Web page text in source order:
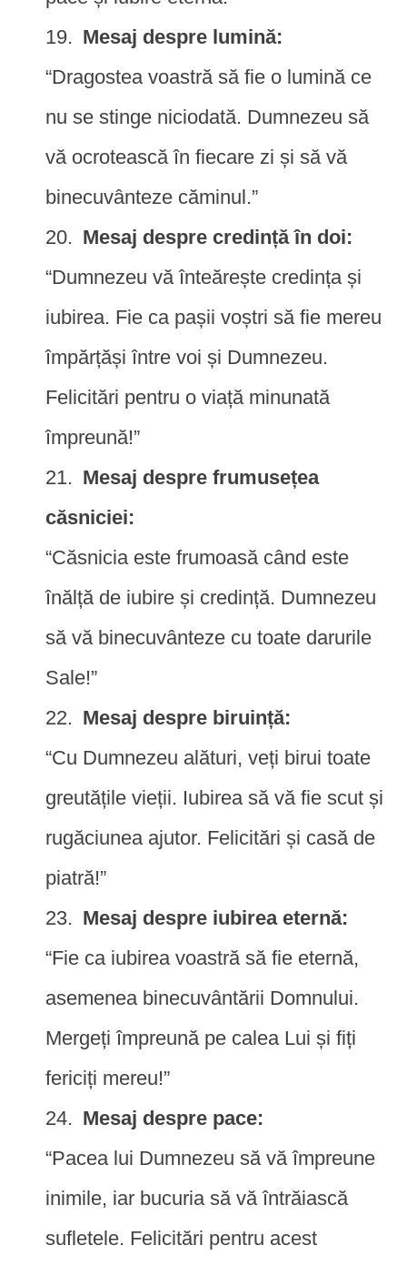
Mesaj despre lumină:
“Dragostea voastră să fie o lumină ce
nu se stinge niciodată. Dumnezeu să
vă ocrotească în fiecare zi și să vă
binecuvânteze căminul.”
Mesaj despre credință în doi:
“Dumnezeu vă înteărește credința și
iubirea. Fie ca pașii voștri să fie mereu
împărțăși între voi și Dumnezeu.
Felicitări pentru o viață minunată
împreună!”
Mesaj despre frumusețea
căsniciei:
“Căsnicia este frumoasă când este
înălță de iubire și credință. Dumnezeu
să vă binecuvânteze cu toate darurile
Sale!”
Mesaj despre biruință:
“Cu Dumnezeu alături, veți birui toate
greutățile vieții. Iubirea să vă fie scut și
rugăciunea ajutor. Felicitări și casă de
piatră!”
Mesaj despre iubirea eternă:
“Fie ca iubirea voastră să fie eternă,
asemenea binecuvântării Domnului.
Mergeți împreună pe calea Lui și fiți
fericiți mereu!”
Mesaj despre pace:
“Pacea lui Dumnezeu să vă împreune
inimile, iar bucuria să vă întrăiască
sufletele. Felicitări pentru acest